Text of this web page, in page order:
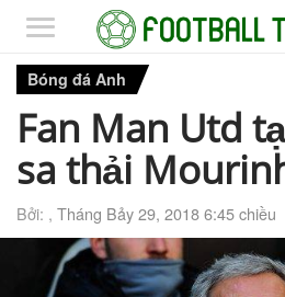
Bóng đá Anh
Fan Man Utd
sa thải
Bởi: , Tháng Bảy 29, 2018 6:45 chiều